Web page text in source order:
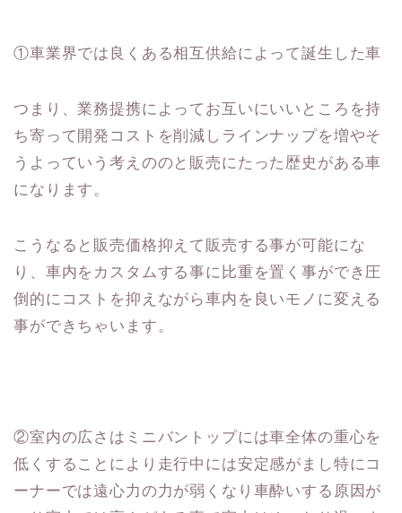
①車業界では良くある相互供給によって誕生した車
つまり、業務提携によってお互いにいいところを持
ち寄って開発コストを削減しラインナップを増やそ
うよっていう考えののと販売にたった歴史がある車
になります。
こうなると販売価格抑えて販売する事が可能にな
り、車内をカスタムする事に比重を置く事ができ圧
倒的にコストを抑えながら車内を良いモノに変える
事ができちゃいます。
②室内の広さはミニバントップには車全体の重心を
低くすることにより走行中には安定感がまし特にコ
ーナーでは遠心力の力が弱くなり車酔いする原因が